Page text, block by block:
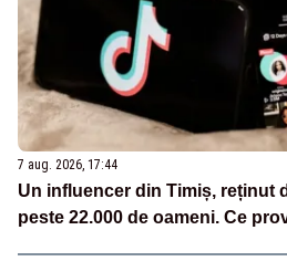
7 aug. 2026, 17:44
Un influencer din Timiș, reținut
peste 22.000 de oameni. Ce